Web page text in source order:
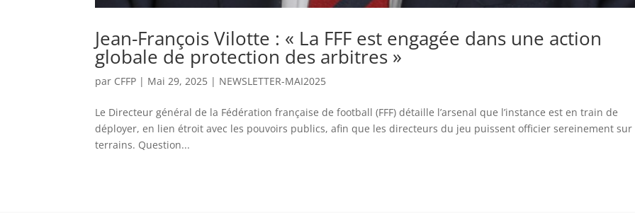
Jean-François Vilotte : « La FFF est engagée dans une action
globale de protection des arbitres »
par CFFP | Mai 29, 2025 | NEWSLETTER-MAI2025
Le Directeur général de la Fédération française de football (FFF) détaille l’arsenal que l’instance est en train de
déployer, en lien étroit avec les pouvoirs publics, afin que les directeurs du jeu puissent officier sereinement sur
terrains. Question...